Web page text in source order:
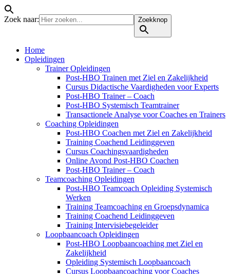
Zoek naar: Zoekknop
Home
Opleidingen
Trainer Opleidingen
Post-HBO Trainen met Ziel en Zakelijkheid
Cursus Didactische Vaardigheden voor Experts
Post-HBO Trainer – Coach
Post-HBO Systemisch Teamtrainer
Transactionele Analyse voor Coaches en Trainers
Coaching Opleidingen
Post-HBO Coachen met Ziel en Zakelijkheid
Training Coachend Leidinggeven
Cursus Coachingsvaardigheden
Online Avond Post-HBO Coachen
Post-HBO Trainer – Coach
Teamcoaching Opleidingen
Post-HBO Teamcoach Opleiding Systemisch
Werken
Training Teamcoaching en Groepsdynamica
Training Coachend Leidinggeven
Training Intervisiebegeleider
Loopbaancoach Opleidingen
Post-HBO Loopbaancoaching met Ziel en
Zakelijkheid
Opleiding Systemisch Loopbaancoach
Cursus Loopbaancoaching voor Coaches